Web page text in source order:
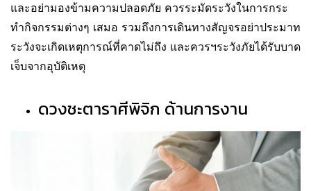
และอย่ามองข้ามความปลอดภัย ควรระมัดระวังในการกระ
ทำกิจกรรมต่างๆ เสมอ รวมถึงการเดินทางสัญจรอย่าประมาท
ระวังจะเกิดเหตุการณ์ที่คาดไม่ถึง และควรฯระวังภัยได้รับบาด
เจ็บจากอุบัติเหตุ
ดวงชะตาราศีพิจิก ด้านการงาน